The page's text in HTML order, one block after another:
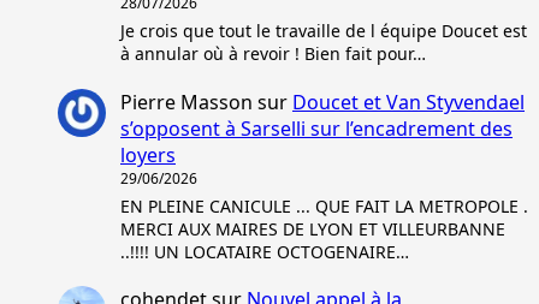
Je crois que tout le travaille de l équipe Doucet est
à annular où à revoir ! Bien fait pour…
Pierre Masson sur Doucet et Van Styvendael
s’opposent à Sarselli sur l’encadrement des
loyers
29/06/2026
EN PLEINE CANICULE ... QUE FAIT LA METROPOLE .
MERCI AUX MAIRES DE LYON ET VILLEURBANNE
..!!!! UN LOCATAIRE OCTOGENAIRE…